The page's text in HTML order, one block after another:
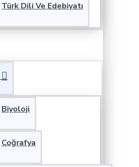
Türk Dili Ve Edebiyatı
Biyoloji
Coğrafya